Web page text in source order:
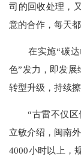
司的回收处理，
意的合作，每天
在实施“碳达
色”发力，即发展
转型升级，持续
“古雷不仅区
立敏介绍，闽南
4000小时以上，